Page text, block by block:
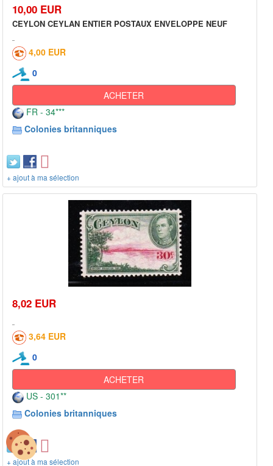
10,00 EUR
CEYLON CEYLAN ENTIER POSTAUX ENVELOPPE NEUF
4,00 EUR
0
ACHETER
FR - 34***
Colonies britanniques
+ ajout à ma sélection
8,02 EUR
3,64 EUR
0
ACHETER
US - 301**
Colonies britanniques
+ ajout à ma sélection